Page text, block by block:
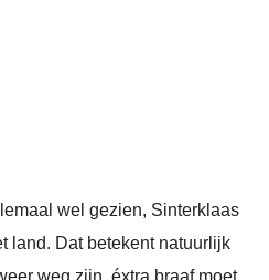
wel gezien, Sinterklaas
land. Dat betekent natuurlijk